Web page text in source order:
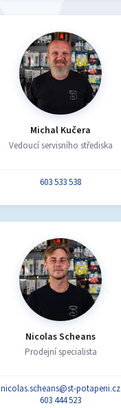
Michal Kučera
Vedoucí servisního střediska
603 533 538
Nicolas Scheans
Prodejní specialista
nicolas.scheans@st-potapeni.cz
603 444 523